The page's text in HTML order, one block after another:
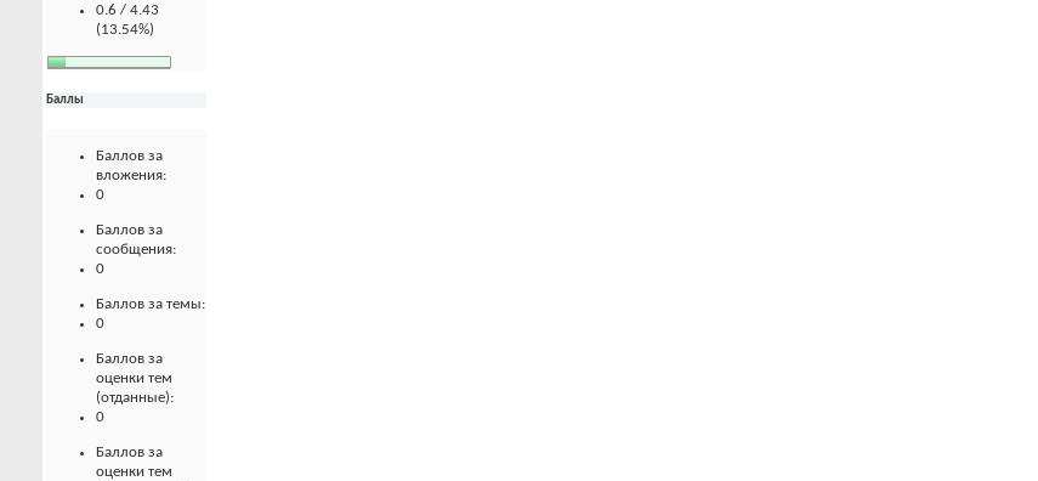
0.6 / 4.43
(13.54%)
Баллы
Баллов за
вложения:
0
Баллов за
сообщения:
0
Баллов за темы:
0
Баллов за
оценки тем
(отданные):
0
Баллов за
оценки тем